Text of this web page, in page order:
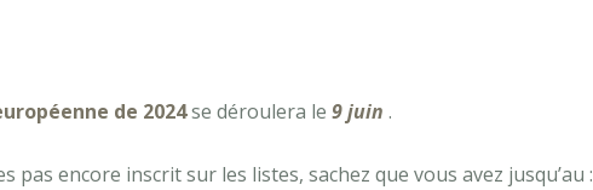
de 2024se déroulera le 9 juin .
pas encore inscrit sur les listes, sachez que vous avez jusqu’au :